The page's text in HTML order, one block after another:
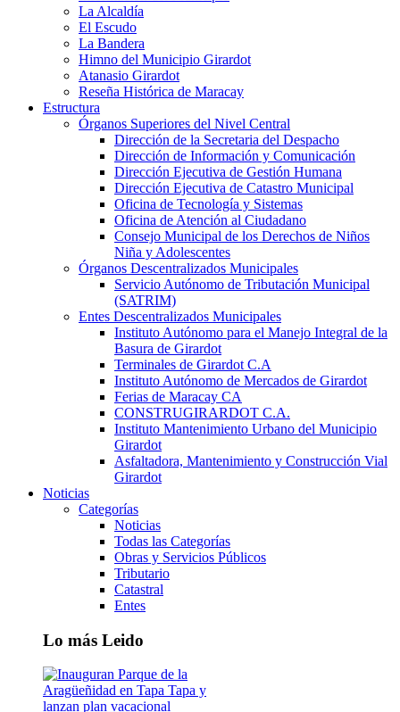
La Alcaldía
El Escudo
La Bandera
Himno del Municipio Girardot
Atanasio Girardot
Reseña Histórica de Maracay
Estructura
Órganos Superiores del Nivel Central
Dirección de la Secretaria del Despacho
Dirección de Información y Comunicación
Dirección Ejecutiva de Gestión Humana
Dirección Ejecutiva de Catastro Municipal
Oficina de Tecnología y Sistemas
Oficina de Atención al Ciudadano
Consejo Municipal de los Derechos de Niños
Niña y Adolescentes
Órganos Descentralizados Municipales
Servicio Autónomo de Tributación Municipal
(SATRIM)
Entes Descentralizados Municipales
Instituto Autónomo para el Manejo Integral de la
Basura de Girardot
Terminales de Girardot C.A
Instituto Autónomo de Mercados de Girardot
Ferias de Maracay CA
CONSTRUGIRARDOT C.A.
Instituto Mantenimiento Urbano del Municipio
Girardot
Asfaltadora, Mantenimiento y Construcción Vial
Girardot
Noticias
Categorías
Noticias
Todas las Categorías
Obras y Servicios Públicos
Tributario
Catastral
Entes
Lo más Leido